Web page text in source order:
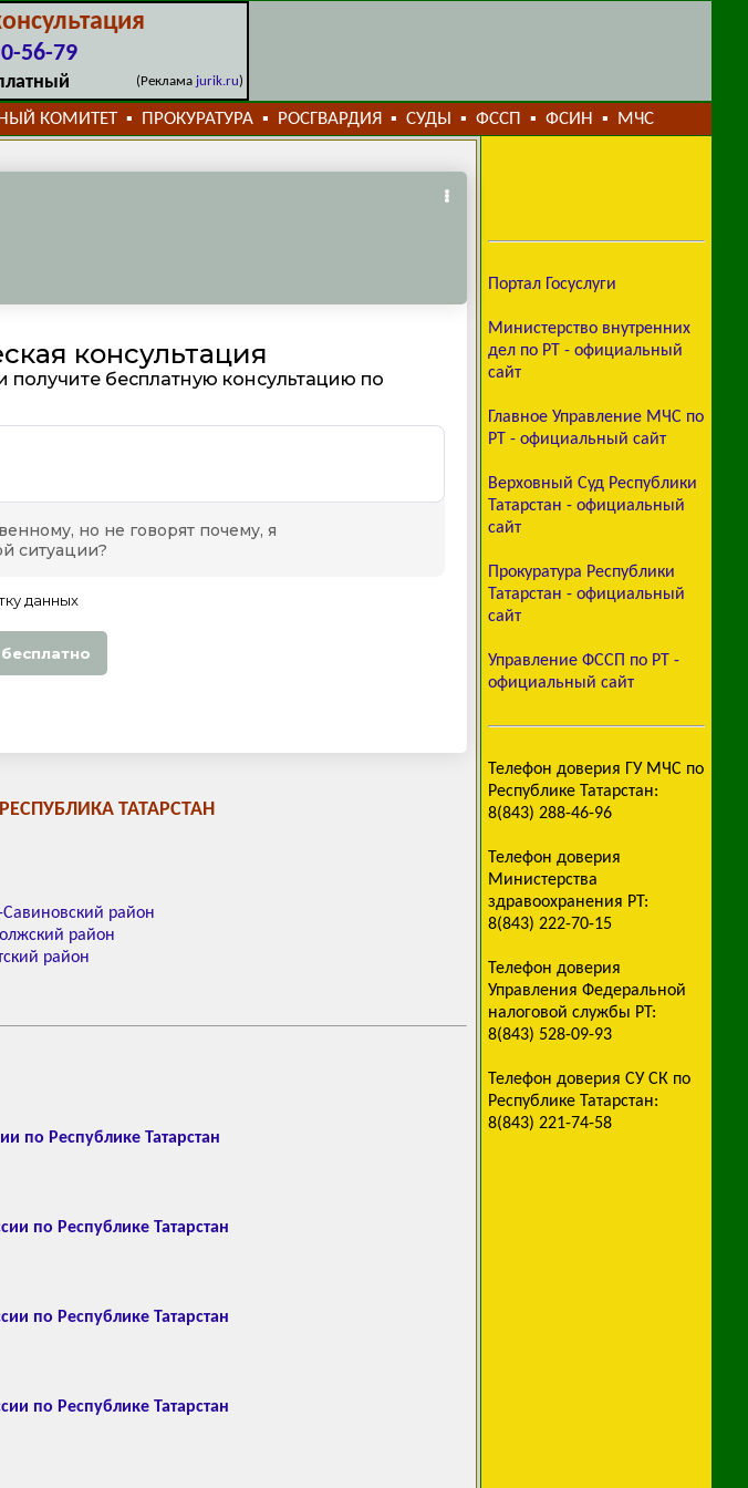
56-79
(Реклама jurik.ru)
КОМИТЕТ ▪ ПРОКУРАТУРА ▪ РОСГВАРДИЯ ▪ СУДЫ ▪ ФССП ▪ ФСИН ▪ МЧС
ТАТАРСТАН
район
район
район
по Республике Татарстан
по Республике Татарстан
по Республике Татарстан
по Республике Татарстан
Портал Госуслуги
Министерство внутренних
дел по РТ - официальный
сайт
Главное Управление МЧС по
РТ - официальный сайт
Верховный Суд Республики
Татарстан - официальный
сайт
Прокуратура Республики
Татарстан - официальный
сайт
Управление ФССП по РТ -
официальный сайт
Телефон доверия ГУ МЧС по
Республике Татарстан:
8(843) 288-46-96
Телефон доверия
Министерства
здравоохранения РТ:
8(843) 222-70-15
Телефон доверия
Управления Федеральной
налоговой службы РТ:
8(843) 528-09-93
Телефон доверия СУ СК по
Республике Татарстан:
8(843) 221-74-58